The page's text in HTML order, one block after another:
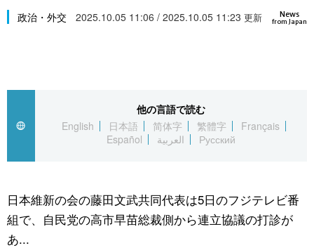
Русский
カテゴリー
経済・ビジネス
国際
文化
トップ
アーカイブ
In-depth
Japan Data
動画/Live
スポーツ・東京2020
News
from Japan
政治・外交 2025.10.05 11:06 / 2025.10.05 11:23 更新
他の言語で読む
English
日本語 简体字 繁體字
Français
Español
العربية Русский
日本維新の会の藤田文武共同代表は5日のフジテレビ番
組で、自民党の高市早苗総裁側から連立協議の打診が
あ...